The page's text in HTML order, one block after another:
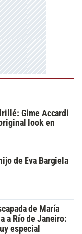
Gime Accardi
look en
de Eva Bargiela
de María
a Río de Janeiro:
especial